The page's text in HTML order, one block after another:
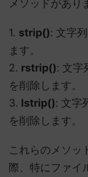
メソッドがあり
1. strip(): 文字
ます。
2. rstrip(): 文字
を削除します。
3. lstrip(): 文字
を削除します。
これらのメソッ
際、特にファイ